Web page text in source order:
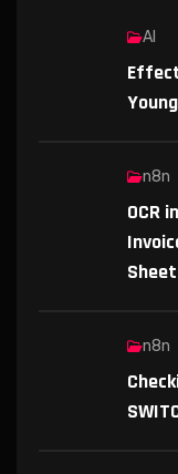
AI
n8n
OCR
n8n